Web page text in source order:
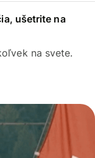
ušetrite na
na svete.